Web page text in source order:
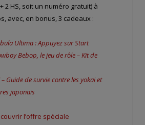
2 HS, soit un numéro gratuit) à
avec, en bonus, 3 cadeaux :
Ultima : Appuyez sur Start
Bebop, le jeu de rôle – Kit de
– Guide de survie contre les yokai et
japonais
l’offre spéciale